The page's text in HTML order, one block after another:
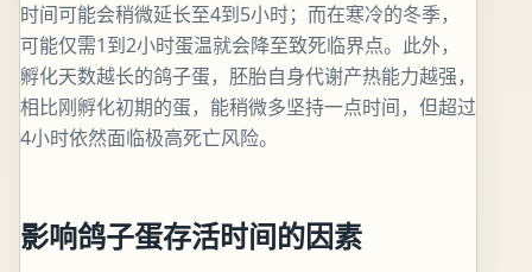
时间可能会稍微延长至4到5小时；而在寒冷的冬季，
可能仅需1到2小时蛋温就会降至致死临界点。此外，
孵化天数越长的鸽子蛋，胚胎自身代谢产热能力越强，
相比刚孵化初期的蛋，能稍微多坚持一点时间，但超过
4小时依然面临极高死亡风险。
影响鸽子蛋存活时间的因素